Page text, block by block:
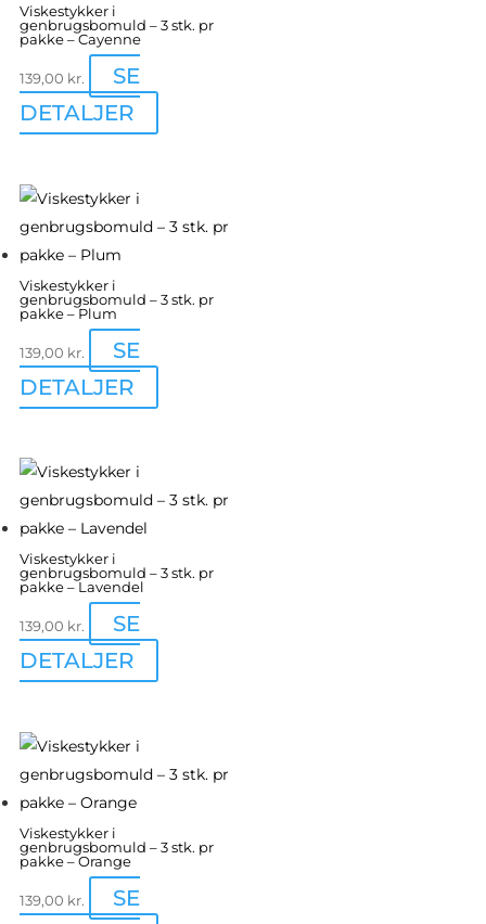
Viskestykker i
genbrugsbomuld – 3 stk. pr
pakke – Cayenne
139,00 kr.
SE
DETALJER
Viskestykker i
genbrugsbomuld – 3 stk. pr
pakke – Plum
139,00 kr.
SE
DETALJER
Viskestykker i
genbrugsbomuld – 3 stk. pr
pakke – Lavendel
139,00 kr.
SE
DETALJER
Viskestykker i
genbrugsbomuld – 3 stk. pr
pakke – Orange
139,00 kr.
SE